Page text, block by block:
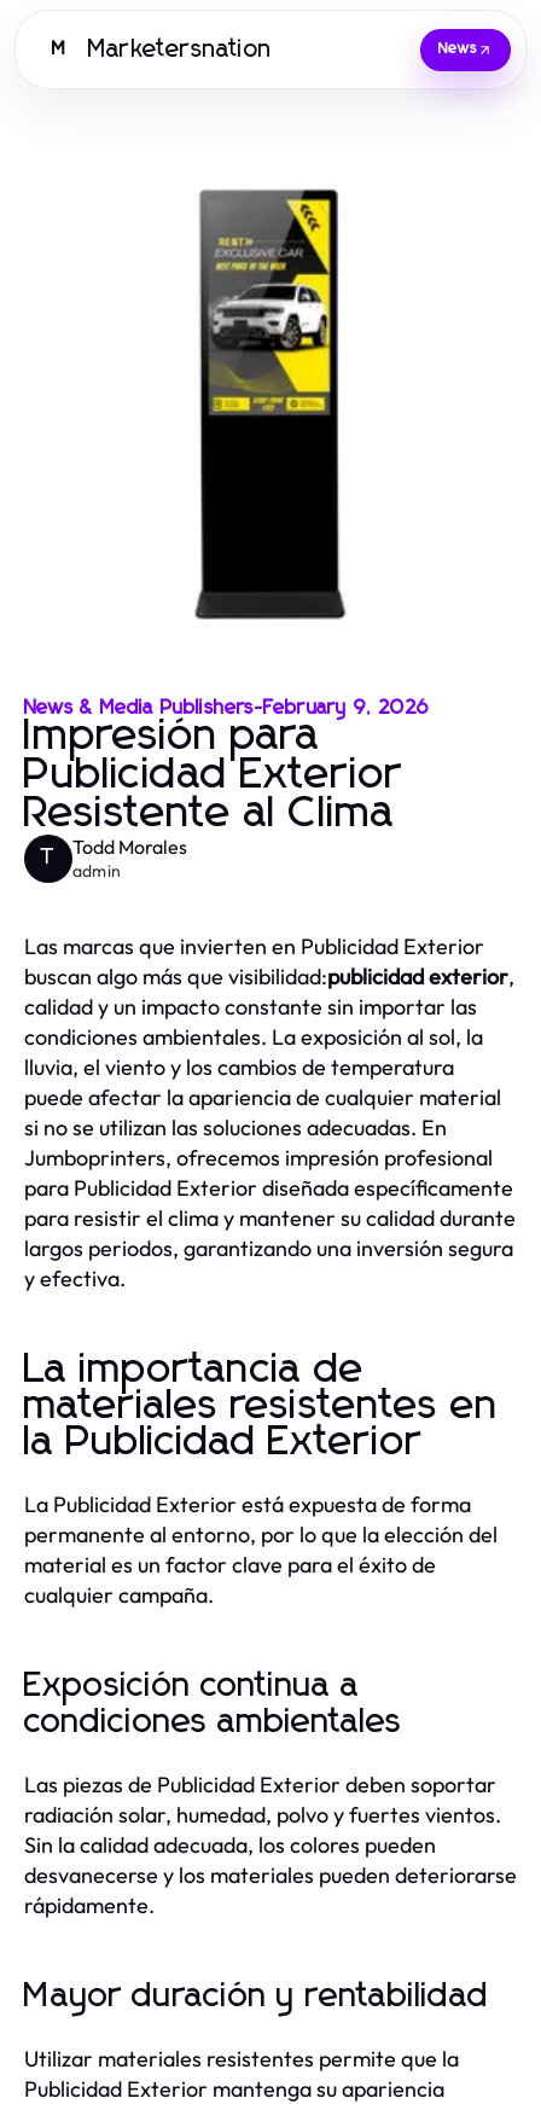
M Marketersnation News
News & Media Publishers-February 9, 2026
Impresión para
Publicidad Exterior
Resistente al Clima
T Todd Morales
admin
Las marcas que invierten en Publicidad Exterior
buscan algo más que visibilidad:publicidad exterior,
calidad y un impacto constante sin importar las
condiciones ambientales. La exposición al sol, la
lluvia, el viento y los cambios de temperatura
puede afectar la apariencia de cualquier material
si no se utilizan las soluciones adecuadas. En
Jumboprinters, ofrecemos impresión profesional
para Publicidad Exterior diseñada específicamente
para resistir el clima y mantener su calidad durante
largos periodos, garantizando una inversión segura
y efectiva.
La importancia de
materiales resistentes en
la Publicidad Exterior
La Publicidad Exterior está expuesta de forma
permanente al entorno, por lo que la elección del
material es un factor clave para el éxito de
cualquier campaña.
Exposición continua a
condiciones ambientales
Las piezas de Publicidad Exterior deben soportar
radiación solar, humedad, polvo y fuertes vientos.
Sin la calidad adecuada, los colores pueden
desvanecerse y los materiales pueden deteriorarse
rápidamente.
Mayor duración y rentabilidad
Utilizar materiales resistentes permite que la
Publicidad Exterior mantenga su apariencia